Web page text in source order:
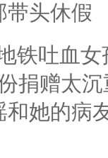
带头休假
铁吐血
捐赠太
她的病